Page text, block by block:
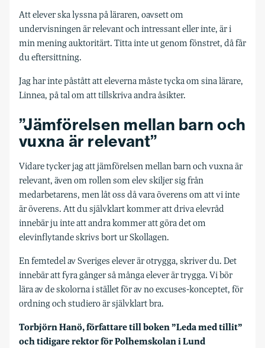
Att elever ska lyssna på läraren, oavsett om
undervisningen är relevant och intressant eller inte, är i
min mening auktoritärt. Titta inte ut genom fönstret, då får
du eftersittning.
Jag har inte påstått att eleverna måste tycka om sina lärare,
Linnea, på tal om att tillskriva andra åsikter.
”Jämförelsen mellan barn och
vuxna är relevant”
Vidare tycker jag att jämförelsen mellan barn och vuxna är
relevant, även om rollen som elev skiljer sig från
medarbetarens, men låt oss då vara överens om att vi inte
är överens. Att du självklart kommer att driva elevråd
innebär ju inte att andra kommer att göra det om
elevinflytande skrivs bort ur Skollagen.
En femtedel av Sveriges elever är otrygga, skriver du. Det
innebär att fyra gånger så många elever är trygga. Vi bör
lära av de skolorna i stället för av no excuses-konceptet, för
ordning och studiero är självklart bra.
Torbjörn Hanö, författare till boken ”Leda med tillit”
och tidigare rektor för Polhemskolan i Lund